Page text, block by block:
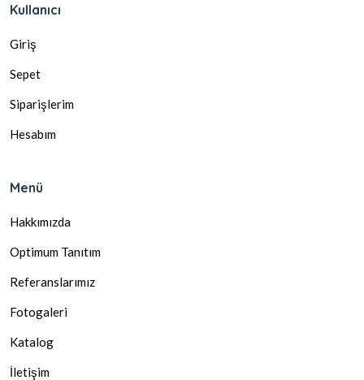
Kullanıcı
Giriş
Sepet
Siparişlerim
Hesabım
Menü
Hakkımızda
Optimum Tanıtım
Referanslarımız
Fotogaleri
Katalog
İletişim